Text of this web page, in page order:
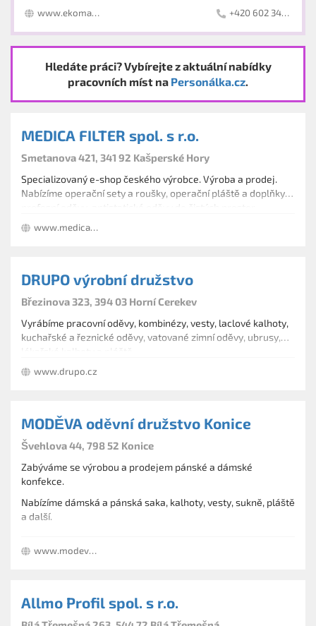
domácností a firem (odpady z vyklízecích prací,
odvoz biologicky rozložitelných odpadů od obcí, firem
i soukromých osob (tráva, větve, listí apod.)
dovoz sypkých materiálů (písky, štěrky v různých
frakcích, kačírek, zemina)
dovoz mulčovací kůry a okrasného kamene
likvidace černých skládek
www.ekomanservis.cz +420 602 343 028
Hledáte práci? Vybírejte z aktuální nabídky
pracovních míst na Personálka.cz.
MEDICA FILTER spol. s r.o.
Smetanova 421, 341 92 Kašperské Hory
Specializovaný e-shop českého výrobce. Výroba a prodej.
Nabízíme operační sety a roušky, operační pláště a doplňky,
profesní oděvy, antistatické oděvy do čistých prostor.
www.medicafilter.cz
DRUPO výrobní družstvo
Březinova 323, 394 03 Horní Cerekev
Vyrábíme pracovní oděvy, kombinézy, vesty, laclové kalhoty,
kuchařské a řeznické oděvy, vatované zimní oděvy, ubrusy,
www.drupo.cz
MODĚVA oděvní družstvo Konice
Švehlova 44, 798 52 Konice
Zabýváme se výrobou a prodejem pánské a dámské
konfekce.
Nabízíme dámská a pánská saka, kalhoty, vesty, sukně, pláště
a další.
volný čas a sport a další.
www.modeva.cz
Allmo Profil spol. s r.o.